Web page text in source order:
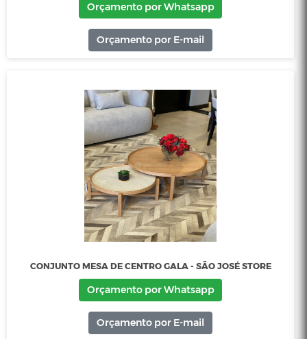
Orçamento por E-mail
CONJUNTO MESA DE CENTRO DARA - SÃO JOSÉ STORE
Orçamento por Whatsapp
Orçamento por E-mail